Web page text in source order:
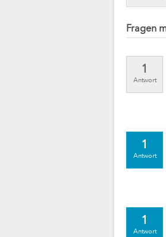
Fragen
1
Antwort
1
Antwort
1
Antwort